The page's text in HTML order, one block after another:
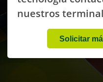
nuestros
Solicitar